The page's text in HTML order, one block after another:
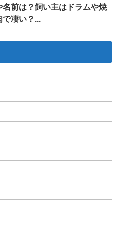
名前は？飼い主はドラムや焼
で凄い？...